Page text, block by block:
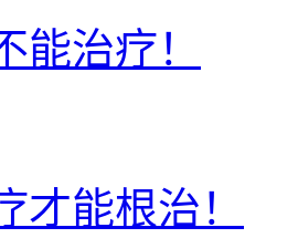
能治疗！
才能根治！